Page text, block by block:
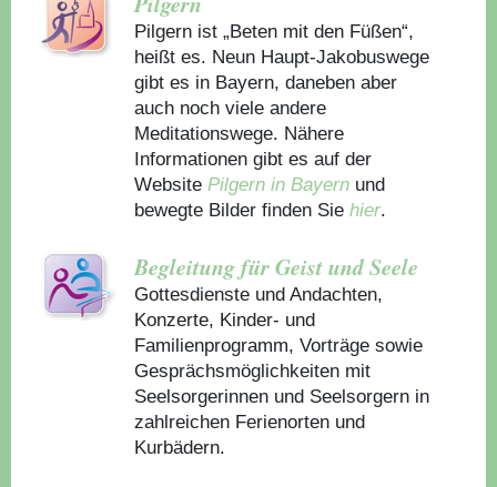
Pilgern ist „Beten mit den Füßen“,
heißt es. Neun Haupt-Jakobuswege
gibt es in Bayern, daneben aber
auch noch viele andere
Meditationswege. Nähere
Informationen gibt es auf der
WebsitePilgern in Bayern und
bewegte Bilder finden Sie hier.
Begleitung für Geist und Seele
Gottesdienste und Andachten,
Konzerte, Kinder- und
Familienprogramm, Vorträge sowie
Gesprächsmöglichkeiten mit
Seelsorgerinnen und Seelsorgern in
zahlreichen Ferienorten und
Kurbädern.